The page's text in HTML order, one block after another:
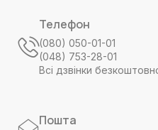
Телефон
(080) 050-01-01
(048) 753-28-01
Всі дзвінки
Пошта